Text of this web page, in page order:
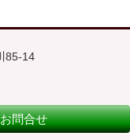
85-14
問合せ